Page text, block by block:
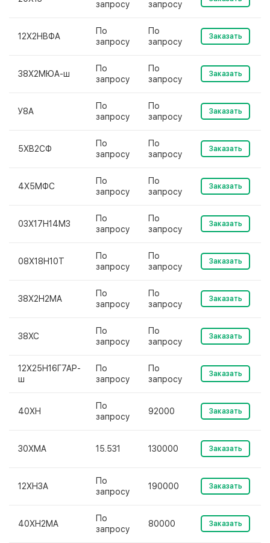
запросу запросу
12Х2НВФА
По
запросу
По
запросу
Заказать
38Х2МЮА-ш
По
запросу
По
запросу
Заказать
У8А
По
запросу
По
запросу
Заказать
5ХВ2СФ
По
запросу
По
запросу
Заказать
4Х5МФС
По
запросу
По
запросу
Заказать
03Х17Н14М3
По
запросу
По
запросу
Заказать
08Х18Н10Т
По
запросу
По
запросу
Заказать
38Х2Н2МА
По
запросу
По
запросу
Заказать
38ХС
По
запросу
По
запросу
Заказать
12Х25Н16Г7АР-
ш
По
запросу
По
запросу
Заказать
40ХН
По
запросу
92000 Заказать
30ХМА 15.531 130000 Заказать
12ХН3А
По
запросу
190000 Заказать
40ХН2МА
По
запросу
80000 Заказать